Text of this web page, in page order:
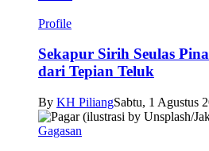
Profile
Sekapur Sirih Seulas
dari Tepian Teluk
By KH PiliangSabtu, 1 Agustus
Gagasan